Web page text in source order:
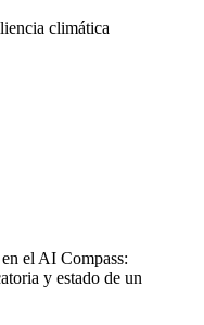
climática
el AI Compass:
y estado de un